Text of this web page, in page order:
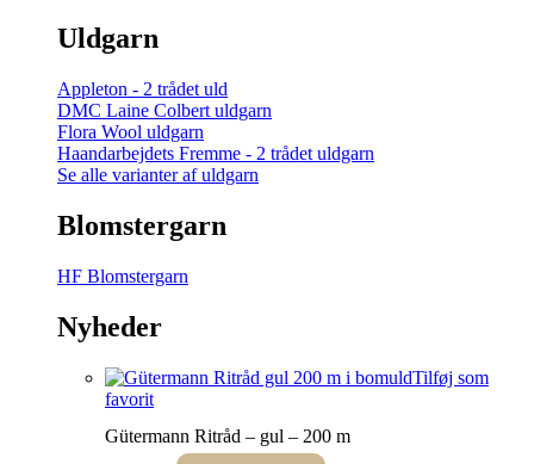
Uldgarn
Appleton - 2 trådet uld
DMC Laine Colbert uldgarn
Flora Wool uldgarn
Haandarbejdets Fremme - 2 trådet uldgarn
Se alle varianter af uldgarn
Blomstergarn
HF Blomstergarn
Nyheder
Tilføj som
favorit
Gütermann Ritråd – gul – 200 m